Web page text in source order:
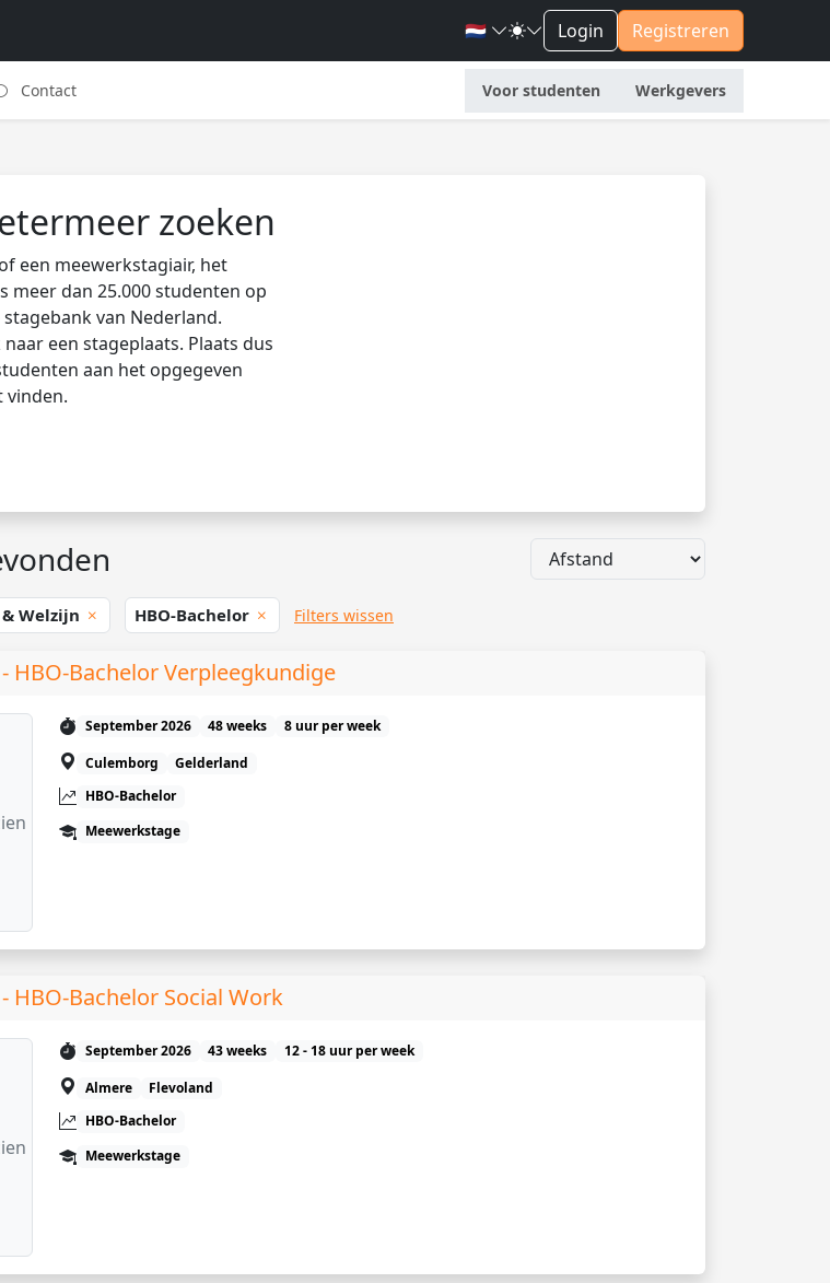
🇳🇱 Login Registreren
Contact Voor studenten Werkgevers
zoeken
een meewerkstagiair, het
meer dan 25.000 studenten op
van Nederland.
een stageplaats. Plaats dus
aan het opgegeven
vinden.
Welzijn HBO-Bachelor Filters wissen
HBO-Bachelor Verpleegkundige
September 2026 48 weeks
8 uur per week
Culemborg
Gelderland
HBO-Bachelor
Meewerkstage
HBO-Bachelor Social Work
September 2026 43 weeks
12 - 18 uur per week
Almere
Flevoland
HBO-Bachelor
Meewerkstage